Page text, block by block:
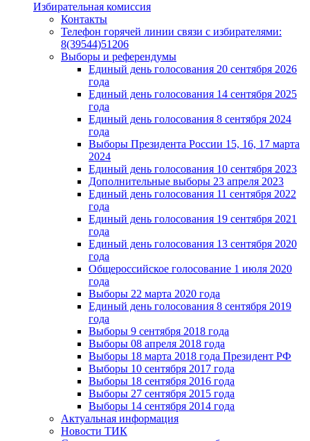
Избирательная комиссия
Контакты
Телефон горячей линии связи с избирателями:
8(39544)51206
Выборы и референдумы
Единый день голосования 20 сентября 2026
года
Единый день голосования 14 сентября 2025
года
Единый день голосования 8 сентября 2024
года
Выборы Президента России 15, 16, 17 марта
2024
Единый день голосования 10 сентября 2023
Дополнительные выборы 23 апреля 2023
Единый день голосования 11 сентября 2022
года
Единый день голосования 19 сентября 2021
года
Единый день голосования 13 сентября 2020
года
Общероссийское голосование 1 июля 2020
года
Выборы 22 марта 2020 года
Единый день голосования 8 сентября 2019
года
Выборы 9 сентября 2018 года
Выборы 08 апреля 2018 года
Выборы 18 марта 2018 года Президент РФ
Выборы 10 сентября 2017 года
Выборы 18 сентября 2016 года
Выборы 27 сентября 2015 года
Выборы 14 сентября 2014 года
Актуальная информация
Новости ТИК